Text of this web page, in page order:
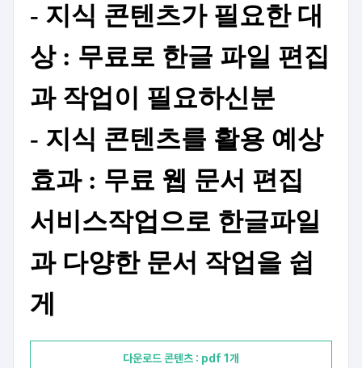
- 지식 콘텐츠가 필요한 대
상 : 무료로 한글 파일 편집
과 작업이 필요하신분
- 지식 콘텐츠를 활용 예상
효과 : 무료 웹 문서 편집
서비스작업으로 한글파일
과 다양한 문서 작업을 쉽
게
다운로드 콘텐츠 : pdf 1개